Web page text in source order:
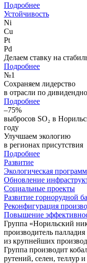
Подробнее
Устойчивость
Ni
Cu
Pt
Pd
Делаем ставку на
Подробнее
№1
Сохраняем лидерство
в отрасли по
Подробнее
–75%
выбросов SO₂ в
году
Улучшаем экологию
в регионах присутствия
Подробнее
Развитие
Экологическая
Обновление
Социальные проекты
Развитие горнорудной
Реконфигурация
Повышение
Группа «Норильский
производитель
из крупнейших
Группа производит
рутений, селен, теллур и